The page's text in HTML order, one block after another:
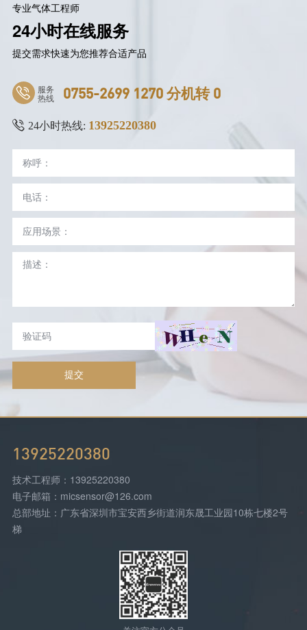
专业气体工程师
24小时在线服务
提交需求快速为您推荐合适产品
服务
热线 0755-2699 1270 分机转 0
24小时热线: 13925220380
提交
13925220380
技术工程师：13925220380
电子邮箱：micsensor@126.com
总部地址：广东省深圳市宝安西乡街道润东晟工业园10栋七楼2号
梯